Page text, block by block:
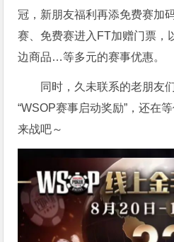
冠，新朋友福利再添免费赛加
赛、免费赛进入FT加赠门票，
边商品…等多元的赛事优惠。
同时，久未联系的老朋友
“WSOP赛事启动奖励”，还在
来战吧～